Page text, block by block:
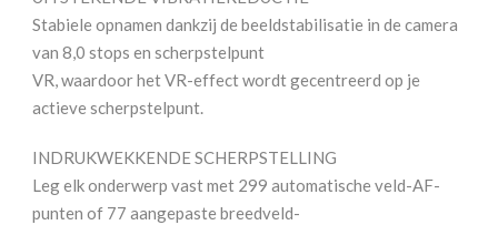
Stabiele opnamen dankzij de beeldstabilisatie in de camera
van 8,0 stops en scherpstelpunt
VR, waardoor het VR-effect wordt gecentreerd op je
actieve scherpstelpunt.
INDRUKWEKKENDE SCHERPSTELLING
Leg elk onderwerp vast met 299 automatische veld-AF-
punten of 77 aangepaste breedveld-